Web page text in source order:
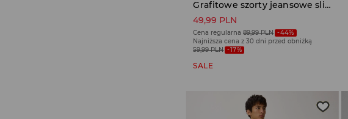
Grafitowe szorty jeansowe slim fit z efektem sprania
49,99 PLN
Cena regularna 89,99 PLN -44%
Najniższa cena z 30 dni przed obniżką
59,99 PLN -17%
SALE